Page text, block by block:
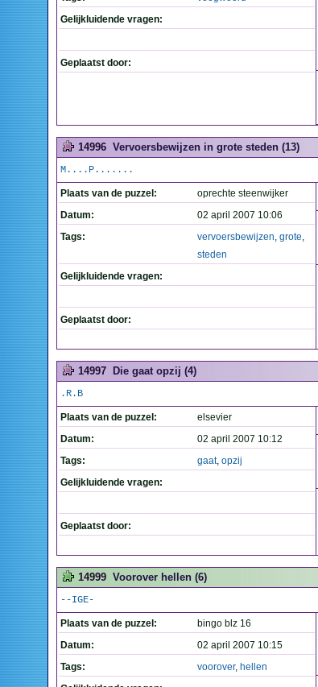
Gelijkluidende vragen:
Geplaatst door:
14996 Vervoersbewijzen in grote steden (13)
M....P.......
Plaats van de puzzel:
oprechte steenwijker
Datum:
02 april 2007 10:06
Tags:
vervoersbewijzen, grote,
steden
Gelijkluidende vragen:
Geplaatst door:
14997 Die gaat opzij (4)
.R.B
Plaats van de puzzel:
elsevier
Datum:
02 april 2007 10:12
Tags:
gaat, opzij
Gelijkluidende vragen:
Geplaatst door:
14999 Voorover hellen (6)
--IGE-
Plaats van de puzzel:
bingo blz 16
Datum:
02 april 2007 10:15
Tags:
voorover, hellen